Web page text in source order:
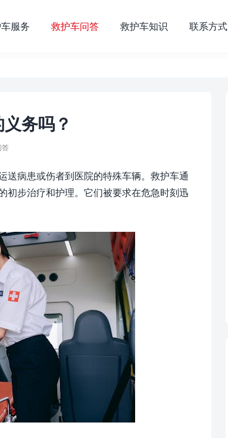
服务 救护车问答 救护车知识 联系方式
务吗？
送病患或伤者到医院的特殊车辆。救护车通
初步治疗和护理。它们被要求在危急时刻迅